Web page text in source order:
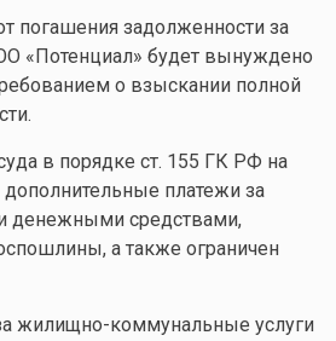
погашения задолженности за
«Потенциал» будет вынуждено
о взыскании полной
в порядке ст. 155 ГК РФ на
платежи за
денежными средствами,
а также ограничен
жилищно-коммунальные услуги